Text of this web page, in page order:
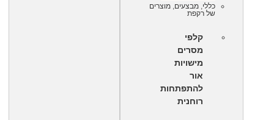
כללי מבצעים מוצרים
של רקפת
קלפי
מסרים
מישויות
אור
להתפתחות
רוחנית